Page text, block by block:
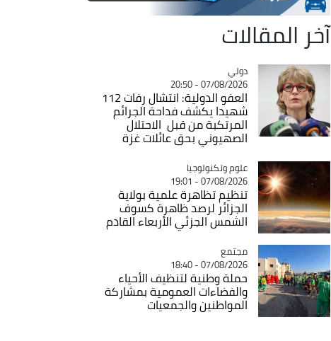
آخر المقالات
Catégorie
دولي
07/08/2026 - 20:50
العفو الدولية: انتشال رفات 112
شهيدا يكشف فداحة الجرائم
المرتكبة من قبل الاحتلال
الصهيوني بحق عائلات غزة
Catégorie
علوم وتكنولوجيا
07/08/2026 - 19:01
تنظيم تظاهرة علمية بولاية
الجزائر لرصد ظاهرة كسوف
الشمس الجزئي الأربعاء القادم
Catégorie
مجتمع
07/08/2026 - 18:40
حملة وطنية لتنظيف الأحياء
والفضاءات العمومية بمشاركة
المواطنين والجمعيات